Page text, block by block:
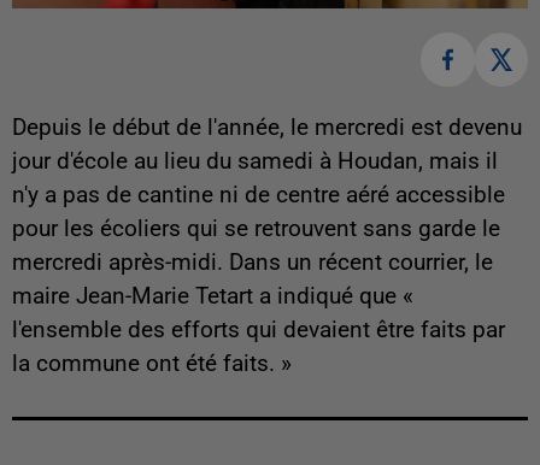
Depuis le début de l'année, le mercredi est devenu
jour d'école au lieu du samedi à Houdan, mais il
n'y a pas de cantine ni de centre aéré accessible
pour les écoliers qui se retrouvent sans garde le
mercredi après-midi. Dans un récent courrier, le
maire Jean-Marie Tetart a indiqué que «
l'ensemble des efforts qui devaient être faits par
la commune ont été faits. »